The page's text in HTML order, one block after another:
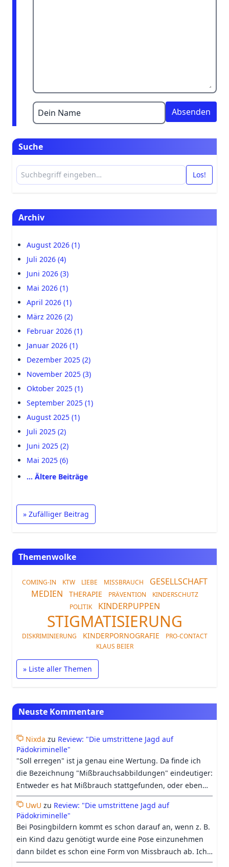
Dein Name
Suche
Los!
Archiv
August 2026 (1)
Juli 2026 (4)
Juni 2026 (3)
Mai 2026 (1)
April 2026 (1)
März 2026 (2)
Februar 2026 (1)
Januar 2026 (1)
Dezember 2025 (2)
November 2025 (3)
Oktober 2025 (1)
September 2025 (1)
August 2025 (1)
Juli 2025 (2)
Juni 2025 (2)
Mai 2025 (6)
… Ältere Beiträge
» Zufälliger Beitrag
Themenwolke
COMING-IN KTW LIEBE MISSBRAUCH
GESELLSCHAFT
MEDIEN
THERAPIE PRÄVENTION
KINDERSCHUTZ
POLITIK
KINDERPUPPEN
STIGMATISIERUNG
DISKRIMINIERUNG KINDERPORNOGRAFIE
PRO-CONTACT
KLAUS BEIER
» Liste aller Themen
Neuste Kommentare
Nixda zu Review: "Die umstrittene Jagd auf
Pädokriminelle"
"Soll erregen" ist ja genau eine Wertung. Da finde ich
die Bezeichnung "Mißbrauchsabbildungen" eindeutiger:
Entweder es hat Mißbrauch stattgefunden, oder eben
nicht. Beim heutigen Verständnis vom Begriff
"Kinderpornographie", geht es längst nicht mehr nur
ums "erregen sollen", sondern darum, ob es einen
Pädophilen irgendwie erregen könnte, was auch
zunehmend harmloses Material oder medizinische
UwU zu Review: "Die umstrittene Jagd auf
Pädokriminelle"
Bei Posingbildern kommt es schon darauf an, wenn z. B.
ein Kind dazu genötigt wurde eine Pose einzunehmen
dann bildet es schon eine Form von Missbrauch ab. Ich
denke das immer mehr bei "Kinderpornografie"